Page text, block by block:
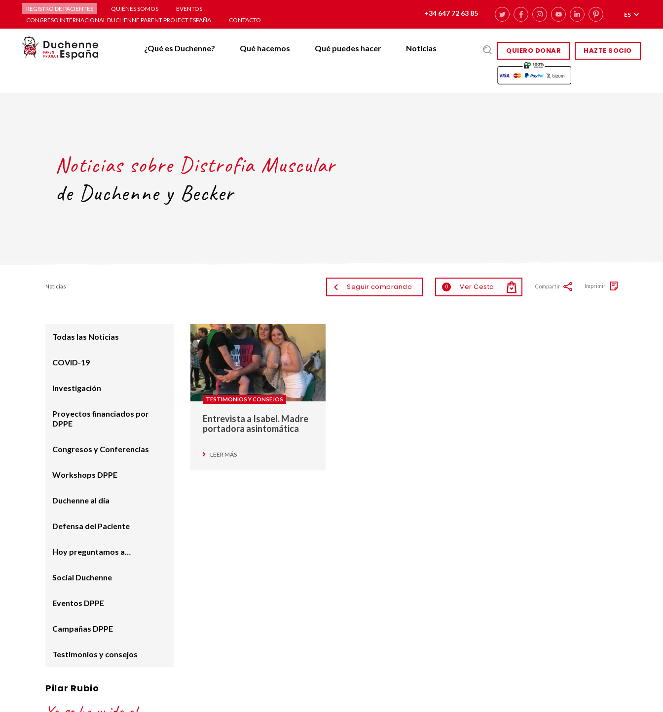
REGISTRO DE PACIENTES QUIÉNES SOMOS
EVENTOS
CONGRESO INTERNACIONAL DUCHENNE PARENT PROJECT ESPAÑA
CONTACTO
+34 647 72 63 85 ES
QUIERO DONAR HAZTE SOCIO
¿Qué es Duchenne? Qué hacemos Qué puedes hacer Noticias
Noticias sobre Distrofia Muscular
de Duchenne y Becker
Noticias Seguir comprando 0 Ver Cesta Compartir Imprimir
TESTIMONIOS Y CONSEJOS
Entrevista a Isabel. Madre
portadora asintomática
LEER MÁS
Todas las Noticias
COVID-19
Investigación
Proyectos financiados por
DPPE
Congresos y Conferencias
Workshops DPPE
Duchenne al día
Defensa del Paciente
Hoy preguntamos a…
Social Duchenne
Eventos DPPE
Campañas DPPE
Testimonios y consejos
Pilar Rubio